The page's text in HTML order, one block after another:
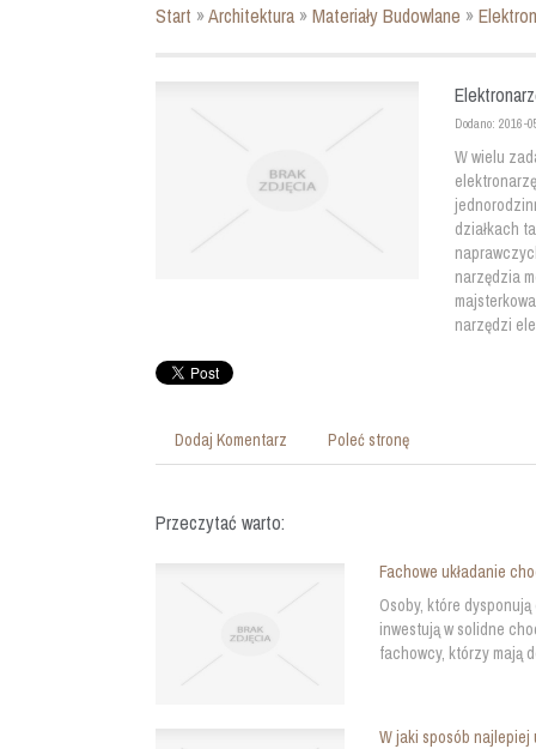
Start »Architektura »Materiały Budowlane »
Dodano: 2016-
W wielu
działkach
narzędzia
narzędzi
Dodaj Komentarz Poleć stronę
Przeczytać warto:
Fachowe układanie
Osoby, które
inwestują w solidne
fachowcy, którzy mają
W jaki sposób najlepiej